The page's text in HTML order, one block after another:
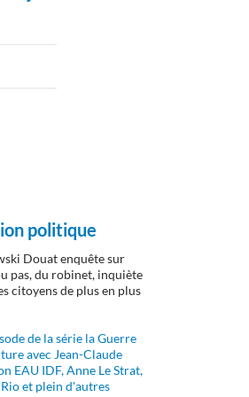
politique
Douat enquête sur
pas, du robinet, inquiète
citoyens de plus en plus
de la série la Guerre
avec Jean-Claude
EAU IDF, Anne Le Strat,
et plein d'autres